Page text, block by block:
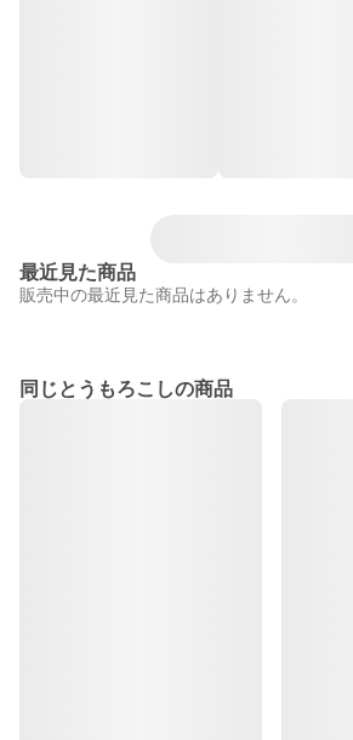
最近見た商品
販売中の最近見た商品はありません。
同じとうもろこしの商品